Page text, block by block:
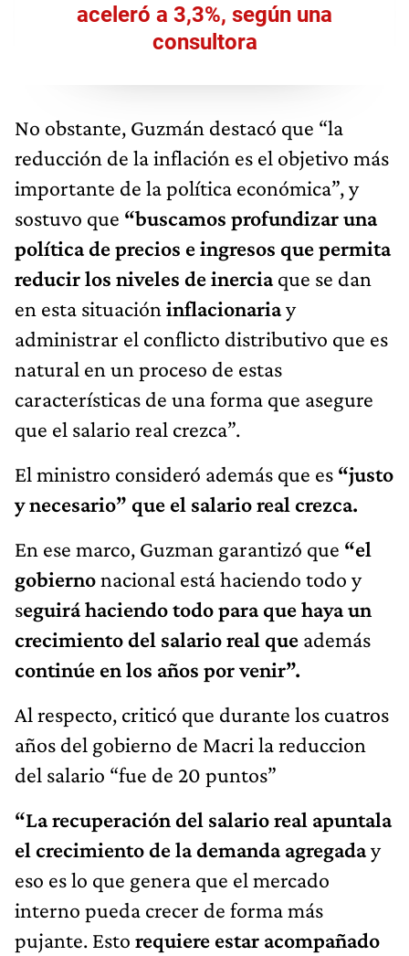
aceleró a 3,3%, según una
consultora
No obstante, Guzmán destacó que “la
reducción de la inflación es el objetivo más
importante de la política económica”, y
sostuvo que “buscamos profundizar una
política de precios e ingresos que permita
reducir los niveles de inerciaque se dan
en esta situación inflacionariay
administrar el conflicto distributivo que es
natural en un proceso de estas
características de una forma que asegure
que el salario real crezca”.
El ministro consideró además que es “justo
y necesario” que el salario real crezca.
En ese marco, Guzman garantizó que “el
gobiernonacional está haciendo todo y
seguirá haciendo todo para que haya un
crecimiento del salario real que además
continúe en los años por venir”.
Al respecto, criticó que durante los cuatros
años del gobierno de Macri la reduccion
del salario “fue de 20 puntos”
“La recuperación del salario real apuntala
el crecimiento de la demanda agregaday
eso es lo que genera que el mercado
interno pueda crecer de forma más
pujante. Esto requiere estar acompañado